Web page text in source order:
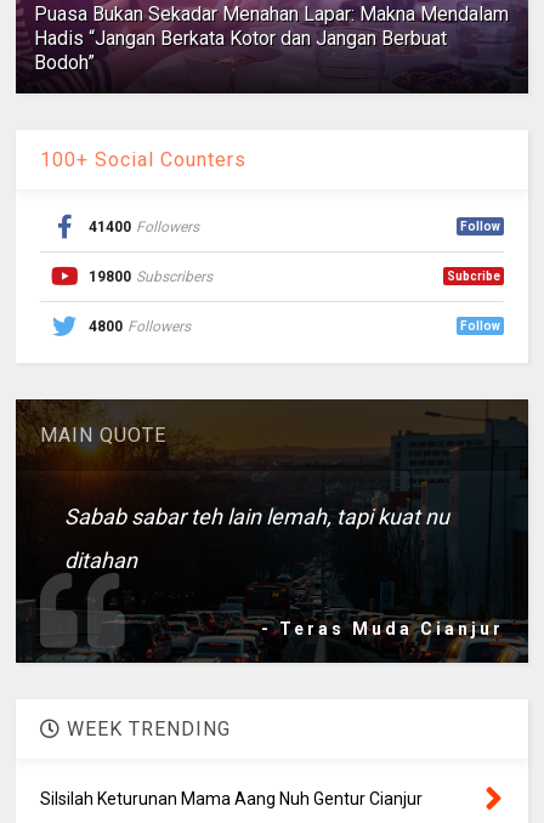
Puasa Bukan Sekadar Menahan Lapar: Makna Mendalam
Hadis “Jangan Berkata Kotor dan Jangan Berbuat
Bodoh”
100+ Social Counters
41400 Followers Follow
19800 Subscribers Subcribe
4800 Followers Follow
MAIN QUOTE
Sabab sabar teh lain lemah, tapi kuat nu
ditahan
- Teras Muda Cianjur
WEEK TRENDING
Silsilah Keturunan Mama Aang Nuh Gentur Cianjur